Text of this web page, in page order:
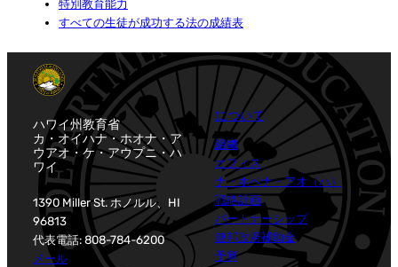
特別教育能力
すべての生徒が成功する法の成績表
ハワイ州教育省
カ・オイハナ・ホオナ・ア
ウアオ・ケ・アウプニ・ハ
ワイ
1390 Miller St. ホノルル、HI
96813
代表電話: 808-784-6200
メール
について
組織
オフィス
ナ・ホペナ・アオ（ハ）
戦略計画
パートナーシップ
連邦政府補助金
予算